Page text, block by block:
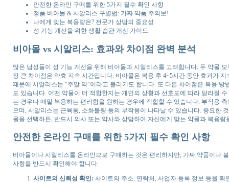
안전한 온라인 구매를 위한 5가지 필수 확인 사항
정품 비아몰 & 시알리스 구별법: 가짜 약품 주의보!
나에게 맞는 복용량은? 전문가 상담의 중요성
성 기능 개선을 위한 생활 습관 개선 가이드
비아몰 vs 시알리스: 효과와 차이점 완벽 분석
많은 남성들이 성 기능 개선을 위해 비아몰과 시알리스를 고려합니다. 두 약물
장 큰 차이점은 약효 지속 시간입니다. 비아몰은 복용 후 4~5시간 동안 효과가
때문에 시알리스는 "주말 약"이라고 불리기도 합니다. 또 다른 차이점은 복용
도 있습니다. 어떤 약물이 더 적합한지는 개인의 상황과 선호도에 따라 달라질
는 경우나 매일 복용하는 편리함을 원하는 경우에 적합할 수 있습니다. 부작용
으며, 시알리스는 근육통, 소화불량 등의 부작용이 나타날 수 있습니다. 중요한
물을 선택하든, 반드시 의사 또는 약사와 상담하여 자신에게 맞는 약물과 복용량
안전한 온라인 구매를 위한 5가지 필수 확인 사항
비아몰이나 시알리스를 온라인으로 구매하는 것은 편리하지만, 가짜 약품이나
사항을 반드시 확인해야 합니다.
사이트의 신뢰성 확인: 사이트의 주소, 연락처, 사업자 등록 정보 등을